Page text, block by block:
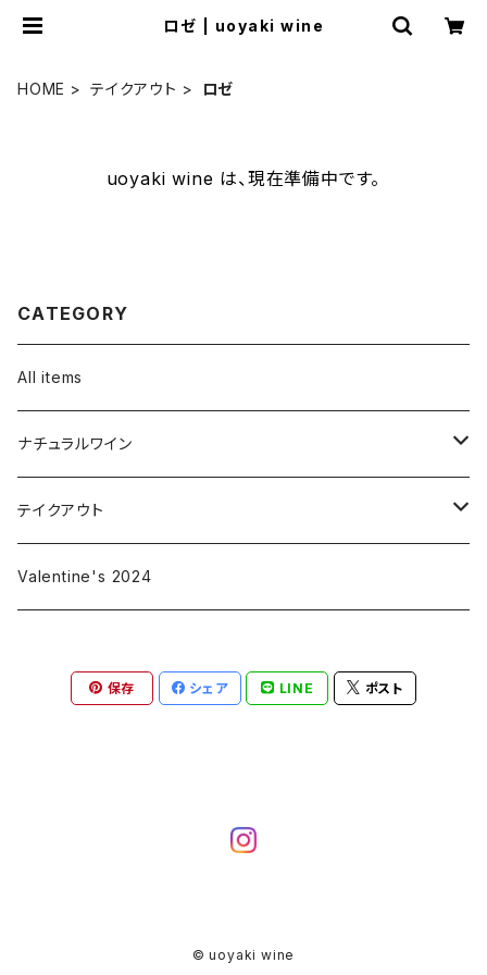
ロゼ | uoyaki wine
HOME テイクアウト ロゼ
uoyaki wine は、現在準備中です。
CATEGORY
All items
ナチュラルワイン
赤
白
テイクアウト
赤
オレンジ
Valentine's 2024
保存 シェア LINE ポスト
© uoyaki wine